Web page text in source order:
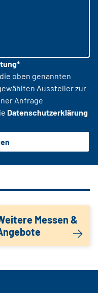
oben genannten
Aussteller zur
Anfrage
Datenschutzerklärung
Messen &